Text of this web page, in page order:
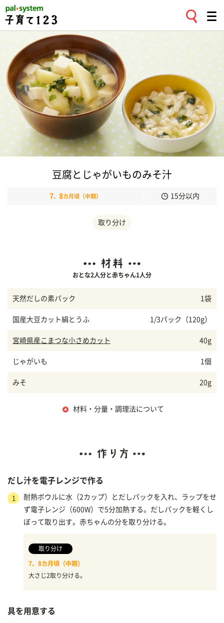
豆腐とじゃがいものみそ汁
7、 8カ月頃（中期） 15分以内
取り分け
おとな2人分と赤ちゃん1人分
天然だしの素パック 1袋
国産大豆カット絹とうふ 1/3パック（120g）
宮崎県産こまつな小さめカット 40g
じゃがいも 1個
みそ 20g
材料・分量・調理法について
だし汁を電子レンジで作る
1
耐熱ボウルに水（2カップ）とだしパックを入れ、ラップをせ
ず電子レンジ（600W）で5分加熱する。だしパックを軽くし
ぼって取り出す。赤ちゃんの分を取り分ける。
取り分け
7、8カ月頃（中期）
大さじ2取り分ける。
具を用意する